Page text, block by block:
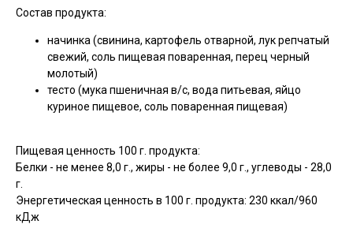
Состав продукта:
начинка (свинина, картофель отварной, лук репчатый
свежий, соль пищевая поваренная, перец черный
молотый)
тесто (мука пшеничная в/с, вода питьевая, яйцо
куриное пищевое, соль поваренная пищевая)
Пищевая ценность 100 г. продукта:
Белки - не менее 8,0 г., жиры - не более 9,0 г., углеводы - 28,0
г.
Энергетическая ценность в 100 г. продукта: 230 ккал/960
кДж